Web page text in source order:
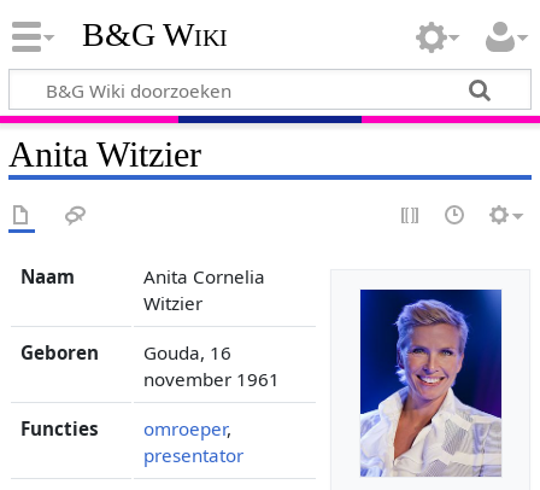
B&G Wiki
Anita Witzier
Naam
Anita Cornelia
Witzier
Geboren
Gouda, 16
november 1961
Functies omroeper,
presentator